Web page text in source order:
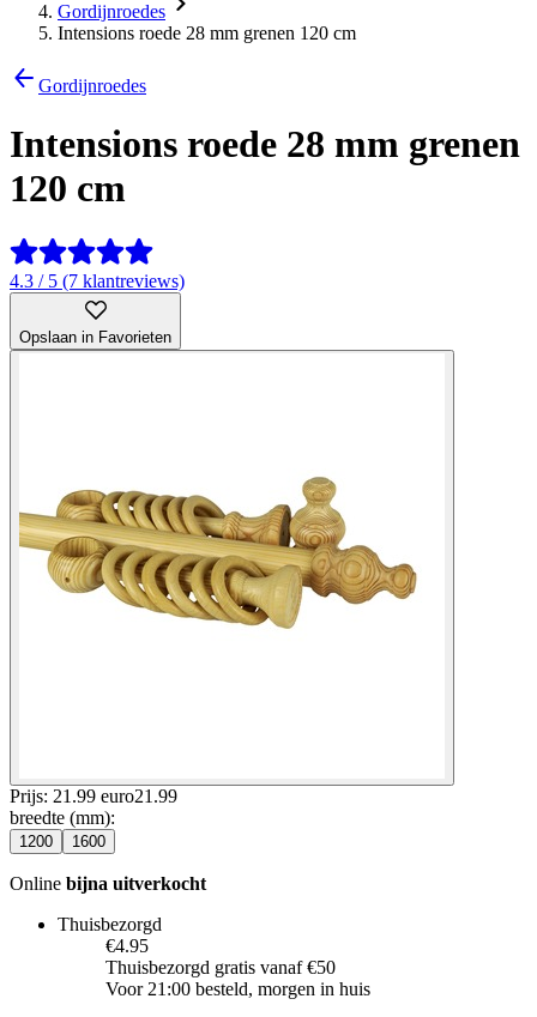
Gordijnroedes
Intensions roede 28 mm grenen 120 cm
Gordijnroedes
Intensions roede 28 mm grenen
120 cm
4.3 / 5 (7 klantreviews)
Opslaan in Favorieten
Prijs: 21.99 euro21 .99
breedte (mm):
1200 1600
Online bijna uitverkocht
Thuisbezorgd
€4.95
Thuisbezorgd gratis vanaf €50
Voor 21:00 besteld, morgen in huis